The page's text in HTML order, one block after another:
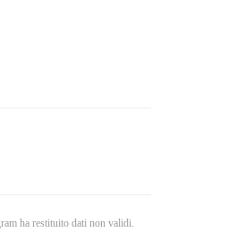
ha restituito dati non validi.